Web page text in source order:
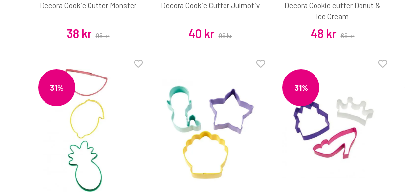
Decora Cookie Cutter Monster
38 kr 95 kr
Decora Cookie Cutter Julmotiv
40 kr 99 kr
Decora Cookie cutter Donut &
Ice Cream
48 kr 69 kr
31% 31%